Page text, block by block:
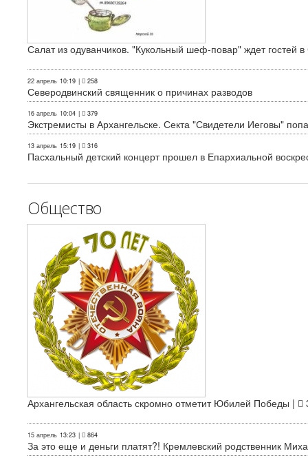
Салат из одуванчиков. "Кукольный шеф-повар" ждет гостей
22 апрель 10:19 | 258
Северодвинский священник о причинах разводов
16 апрель 10:04 | 379
Экстремисты в Архангельске. Секта "Свидетели Иеговы"
13 апрель 15:19 | 316
Пасхальный детский концерт прошел в Епархиальной
Общество
Архангельская область скромно отметит Юбилей Победы |
15 апрель 13:23 | 864
За это еще и деньги платят?! Кремлевский родственник